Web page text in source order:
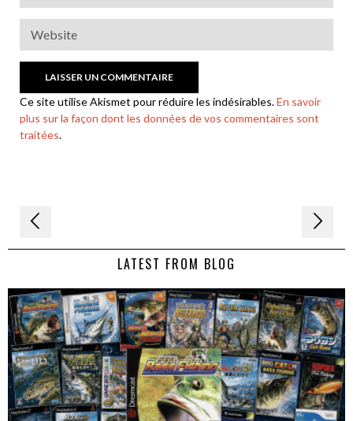
Ce site utilise Akismet pour réduire les indésirables.En savoir
plus sur la façon dont les données de vos commentaires sont
traitées.
Navigation
de LATEST FROM BLOG